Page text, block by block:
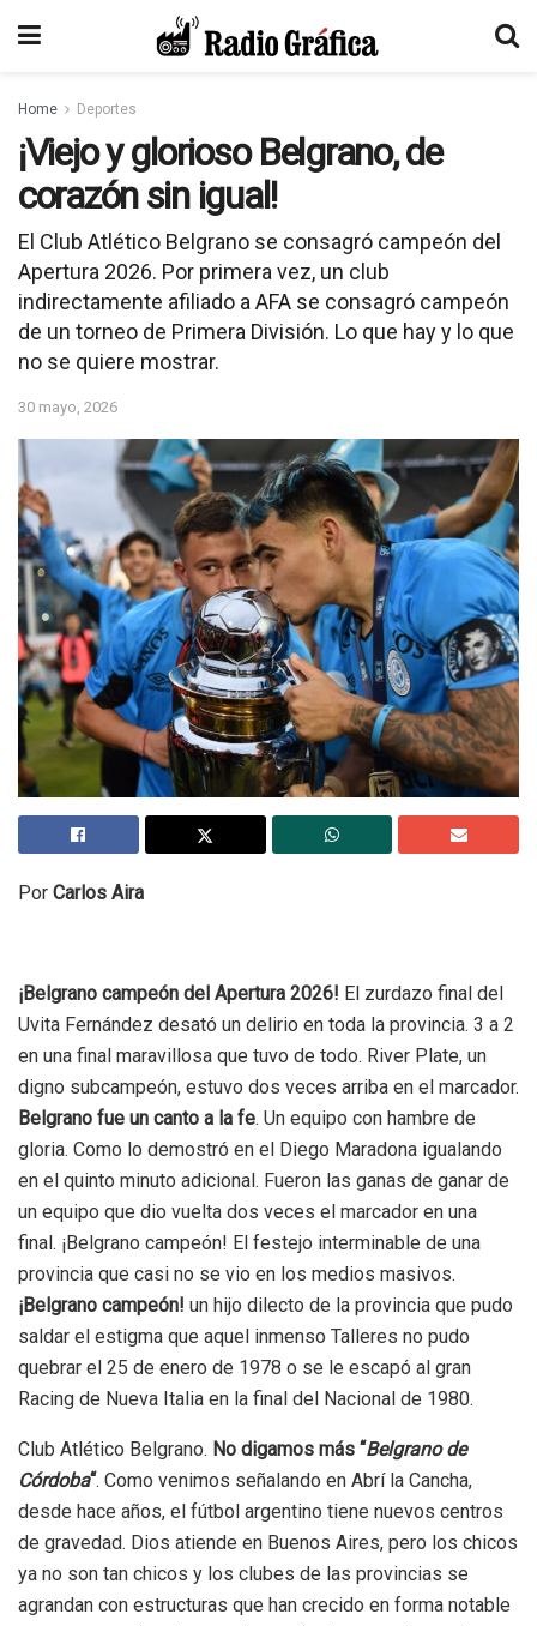
Home Deportes
¡Viejo y glorioso Belgrano, de
corazón sin igual!
El Club Atlético Belgrano se consagró campeón del
Apertura 2026. Por primera vez, un club
indirectamente afiliado a AFA se consagró campeón
de un torneo de Primera División. Lo que hay y lo que
no se quiere mostrar.
30 mayo, 2026
Por Carlos Aira
¡Belgrano campeón del Apertura 2026! El zurdazo final del
Uvita Fernández desató un delirio en toda la provincia. 3 a 2
en una final maravillosa que tuvo de todo. River Plate, un
digno subcampeón, estuvo dos veces arriba en el marcador.
Belgrano fue un canto a la fe. Un equipo con hambre de
gloria. Como lo demostró en el Diego Maradona igualando
en el quinto minuto adicional. Fueron las ganas de ganar de
un equipo que dio vuelta dos veces el marcador en una
final. ¡Belgrano campeón! El festejo interminable de una
provincia que casi no se vio en los medios masivos.
¡Belgrano campeón! un hijo dilecto de la provincia que pudo
saldar el estigma que aquel inmenso Talleres no pudo
quebrar el 25 de enero de 1978 o se le escapó al gran
Racing de Nueva Italia en la final del Nacional de 1980.
Club Atlético Belgrano. No digamos más “Belgrano de
Córdoba“. Como venimos señalando en Abrí la Cancha,
desde hace años, el fútbol argentino tiene nuevos centros
de gravedad. Dios atiende en Buenos Aires, pero los chicos
ya no son tan chicos y los clubes de las provincias se
agrandan con estructuras que han crecido en forma notable